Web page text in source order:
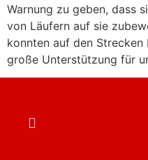
Warnung zu geben, dass
von Läufern auf sie
konnten auf den
große Unterstützung für